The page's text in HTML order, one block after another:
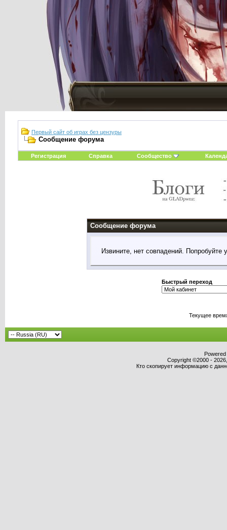
Первый сайт об играх без цензуры
Сообщение форума
Регистрация Справка Сообщество
Сообщение форума
Извините, нет совпадений. Попробуйте
Быстрый переход
Текущее
Copyright ©2000 -
Кто скопирует информацию с